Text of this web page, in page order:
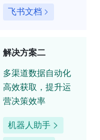
飞书文档
解决方案二
多渠道数据自动化
高效获取，提升运
营决策效率
机器人助手